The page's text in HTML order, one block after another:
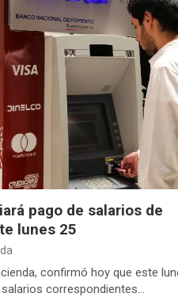
pago de salarios de
lunes 25
confirmó hoy que este
correspondientes…